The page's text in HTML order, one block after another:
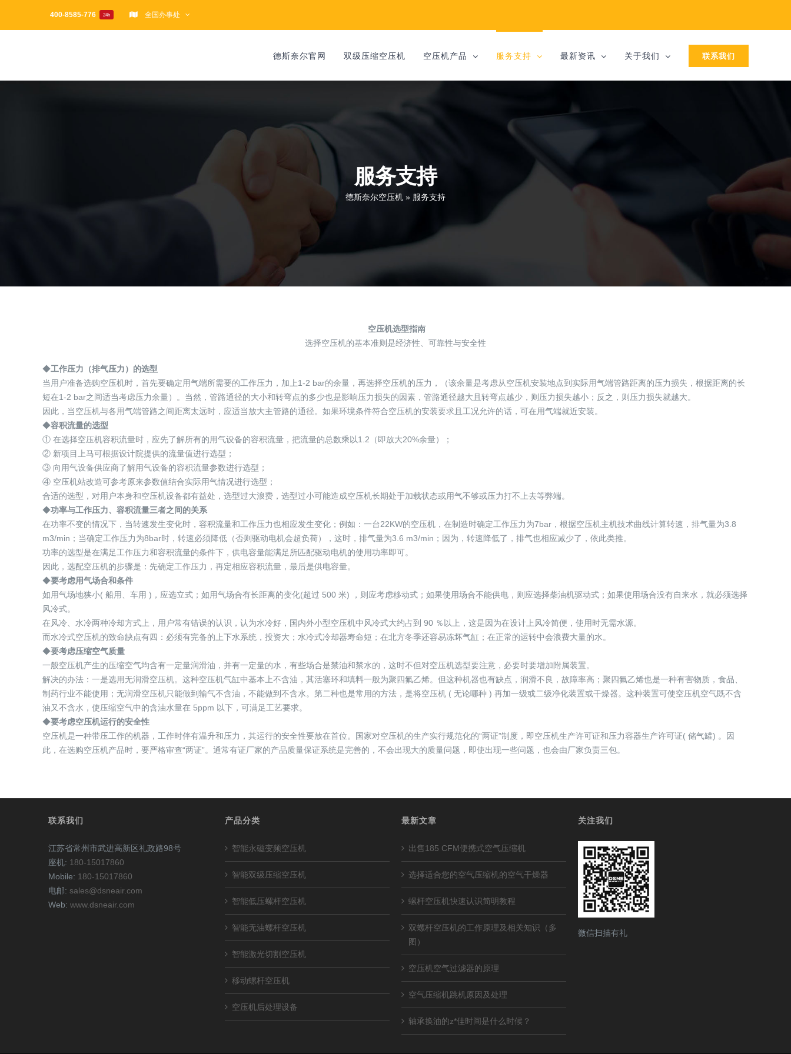
400-8585-776 24h 全国办事处
德斯奈尔官网 双级压缩空压机 空压机产品 服务支持 最新资讯 关于我们 联系我们
服务支持
德斯奈尔空压机 » 服务支持
空压机选型指南
选择空压机的基本准则是经济性、可靠性与安全性
◆工作压力（排气压力）的选型
当用户准备选购空压机时，首先要确定用气端所需要的工作压力，加上1-2 bar的余量，再选择空压机的压力，（该余量是考虑从空压机安装地点到实际用气端管路距离的压力损失，根据距离的长
短在1-2 bar之间适当考虑压力余量）。当然，管路通径的大小和转弯点的多少也是影响压力损失的因素，管路通径越大且转弯点越少，则压力损失越小；反之，则压力损失就越大。
因此，当空压机与各用气端管路之间距离太远时，应适当放大主管路的通径。如果环境条件符合空压机的安装要求且工况允许的话，可在用气端就近安装。
◆容积流量的选型
① 在选择空压机容积流量时，应先了解所有的用气设备的容积流量，把流量的总数乘以1.2（即放大20%余量）；
② 新项目上马可根据设计院提供的流量值进行选型；
③ 向用气设备供应商了解用气设备的容积流量参数进行选型；
④ 空压机站改造可参考原来参数值结合实际用气情况进行选型；
合适的选型，对用户本身和空压机设备都有益处，选型过大浪费，选型过小可能造成空压机长期处于加载状态或用气不够或压力打不上去等弊端。
◆功率与工作压力、容积流量三者之间的关系
在功率不变的情况下，当转速发生变化时，容积流量和工作压力也相应发生变化；例如：一台22KW的空压机，在制造时确定工作压力为7bar，根据空压机主机技术曲线计算转速，排气量为3.8
m3/min；当确定工作压力为8bar时，转速必须降低（否则驱动电机会超负荷），这时，排气量为3.6 m3/min；因为，转速降低了，排气也相应减少了，依此类推。
功率的选型是在满足工作压力和容积流量的条件下，供电容量能满足所匹配驱动电机的使用功率即可。
因此，选配空压机的步骤是：先确定工作压力，再定相应容积流量，最后是供电容量。
◆要考虑用气场合和条件
如用气场地狭小( 船用、车用 )，应选立式；如用气场合有长距离的变化(超过 500 米) ，则应考虑移动式；如果使用场合不能供电，则应选择柴油机驱动式；如果使用场合没有自来水，就必须选择
风冷式。
在风冷、水冷两种冷却方式上，用户常有错误的认识，认为水冷好，国内外小型空压机中风冷式大约占到 90 ％以上，这是因为在设计上风冷简便，使用时无需水源。
而水冷式空压机的致命缺点有四：必须有完备的上下水系统，投资大；水冷式冷却器寿命短；在北方冬季还容易冻坏气缸；在正常的运转中会浪费大量的水。
◆要考虑压缩空气质量
一般空压机产生的压缩空气均含有一定量润滑油，并有一定量的水，有些场合是禁油和禁水的，这时不但对空压机选型要注意，必要时要增加附属装置。
解决的办法：一是选用无润滑空压机。这种空压机气缸中基本上不含油，其活塞环和填料一般为聚四氟乙烯。但这种机器也有缺点，润滑不良，故障率高；聚四氟乙烯也是一种有害物质，食品、
制药行业不能使用；无润滑空压机只能做到输气不含油，不能做到不含水。第二种也是常用的方法，是将空压机 ( 无论哪种 ) 再加一级或二级净化装置或干燥器。这种装置可使空压机空气既不含
油又不含水，使压缩空气中的含油水量在 5ppm 以下，可满足工艺要求。
◆要考虑空压机运行的安全性
空压机是一种带压工作的机器，工作时伴有温升和压力，其运行的安全性要放在首位。国家对空压机的生产实行规范化的“两证”制度，即空压机生产许可证和压力容器生产许可证( 储气罐) 。因
此，在选购空压机产品时，要严格审查“两证”。通常有证厂家的产品质量保证系统是完善的，不会出现大的质量问题，即使出现一些问题，也会由厂家负责三包。
联系我们
江苏省常州市武进高新区礼政路98号
座机: 180-15017860
Mobile: 180-15017860
电邮: sales@dsneair.com
Web: www.dsneair.com
产品分类
智能永磁变频空压机
智能双级压缩空压机
智能低压螺杆空压机
智能无油螺杆空压机
智能激光切割空压机
移动螺杆空压机
空压机后处理设备
最新文章
出售185 CFM便携式空气压缩机
选择适合您的空气压缩机的空气干燥器
螺杆空压机快速认识简明教程
双螺杆空压机的工作原理及相关知识（多
图）
空压机空气过滤器的原理
空气压缩机跳机原因及处理
轴承换油的z*佳时间是什么时候？
关注我们
微信扫描有礼